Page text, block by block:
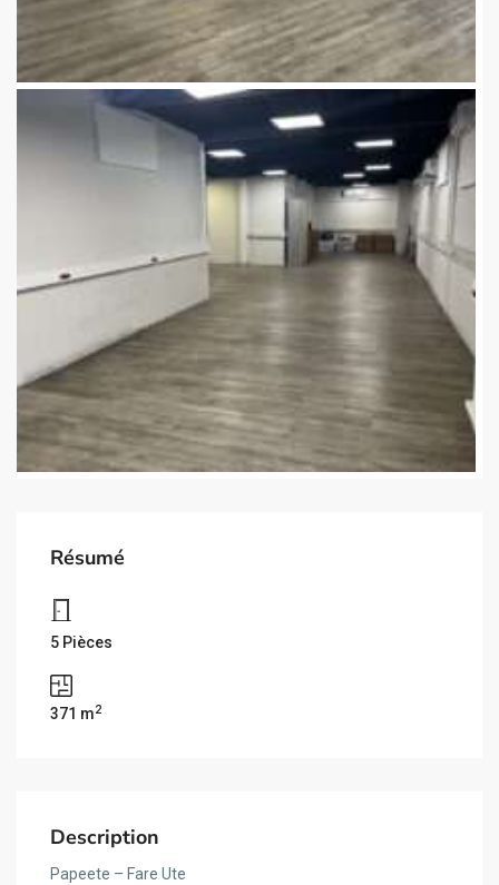
Résumé
5 Pièces
371 m2
Description
Papeete – Fare Ute